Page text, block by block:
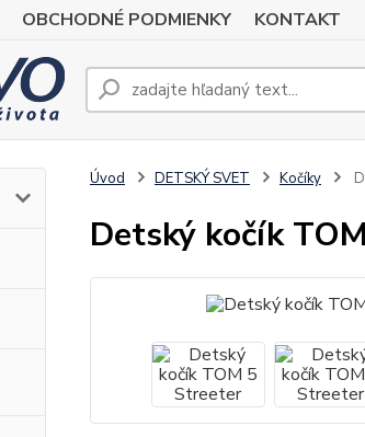
OBCHODNÉ PODMIENKY KONTAKT
Úvod DETSKÝ SVET Kočíky
Detský kočík